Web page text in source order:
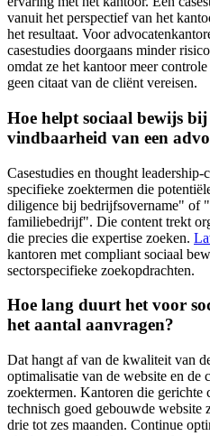
vanuit het perspectief van het
het resultaat. Voor
casestudies doorgaans minder
omdat ze het kantoor meer
geen citaat van de cliënt vereisen.
Hoe helpt sociaal bewijs
vindbaarheid van een
Casestudies en thought
specifieke zoektermen die
diligence bij bedrijfsovername" of
familiebedrijf". Die content trekt
die precies die expertise zoeken.
kantoren met compliant sociaal
sectorspecifieke zoekopdrachten.
Hoe lang duurt het voor
het aantal aanvragen?
Dat hangt af van de kwaliteit van
optimalisatie van de website en de
zoektermen. Kantoren die gerichte
technisch goed gebouwde website
drie tot zes maanden. Continue